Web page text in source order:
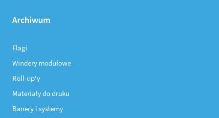
Archiwum
Flagi
Windery modułowe
Roll-up'y
Materiały do druku
Banery i systemy